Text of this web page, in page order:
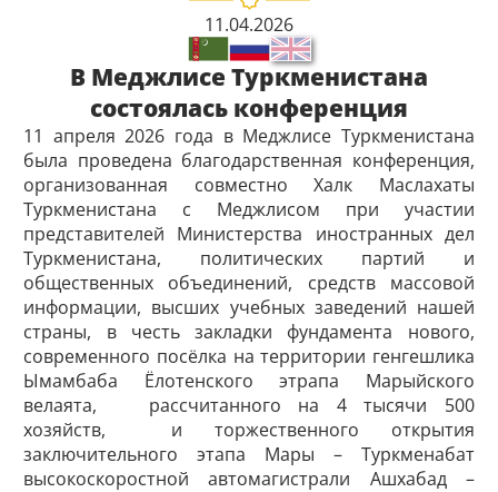
11.04.2026
В Меджлисе Туркменистана
состоялась конференция
11 апреля 2026 года в Меджлисе Туркменистана
была проведена благодарственная конференция,
организованная совместно Халк Маслахаты
Туркменистана с Меджлисом при участии
представителей Министерства иностранных дел
Туркменистана, политических партий и
общественных объединений, средств массовой
информации, высших учебных заведений нашей
страны, в честь закладки фундамента нового,
современного посёлка на территории генгешлика
Ымамбаба Ёлотенского этрапа Марыйского
велаята, рассчитанного на 4 тысячи 500
хозяйств, и торжественного открытия
заключительного этапа Мары – Туркменабат
высокоскоростной автомагистрали Ашхабад –